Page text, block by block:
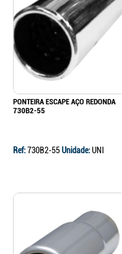
PONTEIRA ESCAPE AÇO REDONDA
730B2-55
Ref:730B2-55Unidade:UNI